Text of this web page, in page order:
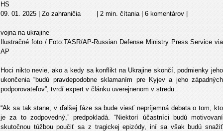
HS
09. 01. 2025 | Zo zahraničia | 2 min. čítania | 6 komentárov |
vojna na ukrajine
Ilustračné foto / Foto:TASR/AP-Russian Defense Ministry Press Service via
AP
Hoci nikto nevie, ako a kedy sa konflikt na Ukrajine skončí, podmienky jeho
ukončenia “budú pravdepodobne sklamaním pre Kyjev a jeho západných
podporovateľov”, tvrdí expert v článku uverejnenom v stredu.
“Ak sa tak stane, v ďalšej fáze sa bude viesť nepríjemná debata o tom, kto
je za to zodpovedný,” predpokladá. “Niektorí účastníci budú motivovaní
skutočnou túžbou poučiť sa z tragickej epizódy, iní sa však budú snažiť